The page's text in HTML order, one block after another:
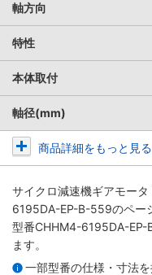
軸方向
特性
本体取付
軸径(mm)
商品詳細をもっと見る
サイクロ減速機ギアモー
6195DA-EP-B-559のペー
型番CHHM4-6195DA-EP-
ます。
一部型番の仕様・寸法